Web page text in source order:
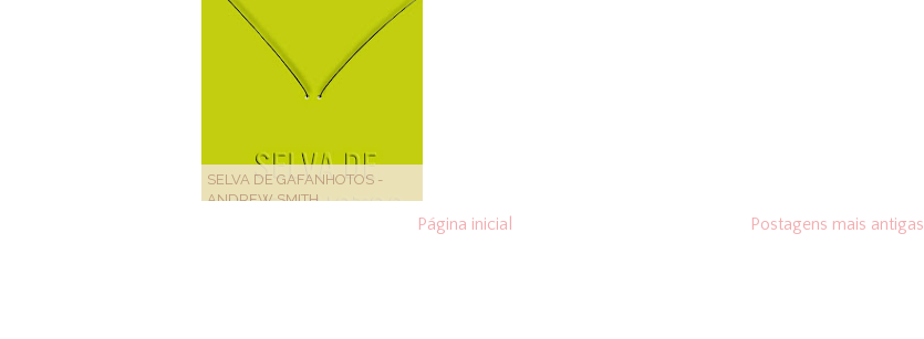
SELVA DE GAFANHOTOS -
ANDREW SMITH
Postagens mais antigas
Página inicial